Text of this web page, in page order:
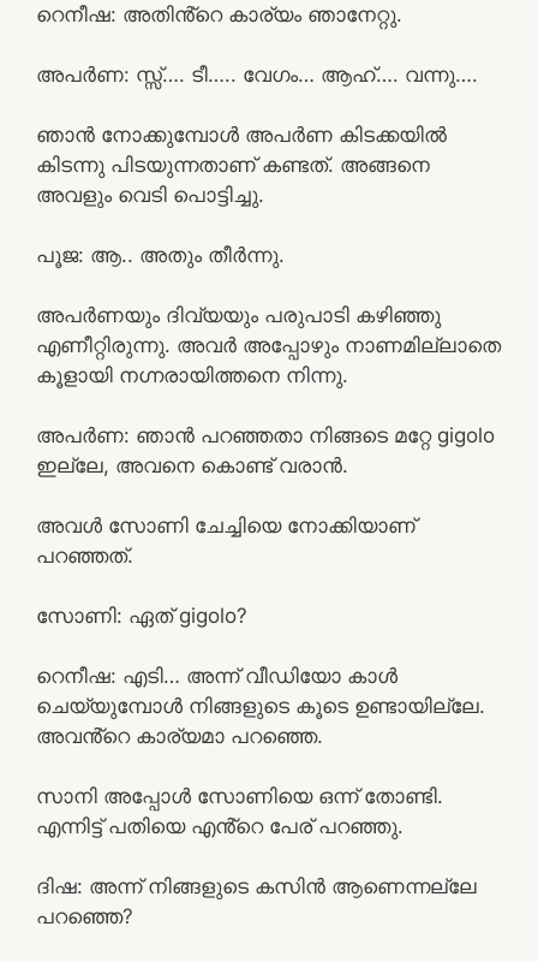
റെനീഷ: അതിൻ്റെ കാര്യം ഞാനേറ്റു.
അപർണ: സ്സ്‌…. ടീ….. വേഗം… ആഹ്…. വന്നു….
ഞാൻ നോക്കുമ്പോൾ അപർണ കിടക്കയിൽ
കിടന്നു പിടയുന്നതാണ് കണ്ടത്. അങ്ങനെ
അവളും വെടി പൊട്ടിച്ചു.
പൂജ: ആ.. അതും തീർന്നു.
അപർണയും ദിവ്യയും പരുപാടി കഴിഞ്ഞു
എണീറ്റിരുന്നു. അവർ അപ്പോഴും നാണമില്ലാതെ
കൂളായി നഗ്നരായിത്തനെ നിന്നു.
അപർണ: ഞാൻ പറഞ്ഞതാ നിങ്ങടെ മറ്റേ gigolo
ഇല്ലേ, അവനെ കൊണ്ട് വരാൻ.
അവൾ സോണി ചേച്ചിയെ നോക്കിയാണ്
പറഞ്ഞത്.
സോണി: ഏത് gigolo?
റെനീഷ: എടി… അന്ന് വീഡിയോ കാൾ
ചെയ്യുമ്പോൾ നിങ്ങളുടെ കൂടെ ഉണ്ടായില്ലേ.
അവൻ്റെ കാര്യമാ പറഞ്ഞെ.
സാനി അപ്പോൾ സോണിയെ ഒന്ന് തോണ്ടി.
എന്നിട്ട് പതിയെ എൻ്റെ പേര് പറഞ്ഞു.
ദിഷ: അന്ന് നിങ്ങളുടെ കസിൻ ആണെന്നല്ലേ
പറഞ്ഞെ?